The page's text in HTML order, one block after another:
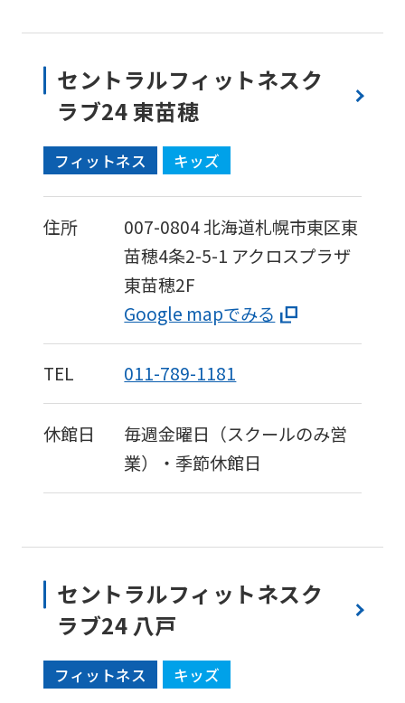
セントラルフィットネスク
ラブ24 東苗穂
フィットネス キッズ
住所 007-0804北海道札幌市東区東
苗穂4条2-5-1 アクロスプラザ
東苗穂2F
Google mapでみる
TEL 011-789-1181
休館日
毎週金曜日（スクールのみ営
業）・季節休館日
セントラルフィットネスク
ラブ24 八戸
フィットネス キッズ